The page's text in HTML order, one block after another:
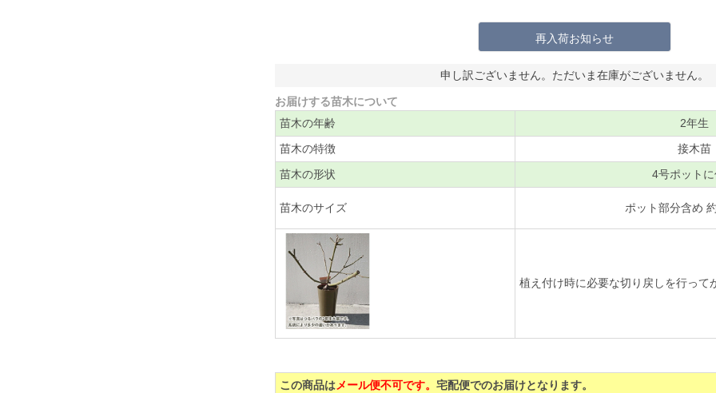
再入荷お知らせ
申し訳ございません。ただいま在庫がございません。
お届けする苗木について
苗木の年齢
2年生
苗木の特徴
接木苗
苗木の形状
4号ポット
苗木のサイズ ポット部分含め
植え付け時に必要な切り戻しを行って
この商品はメール便不可です。 宅配便でのお届けとなります。